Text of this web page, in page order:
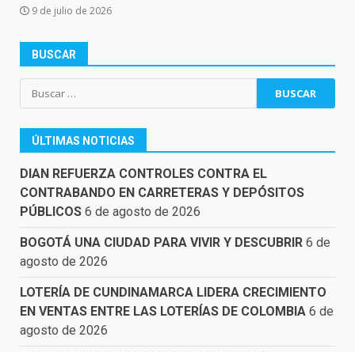
9 de julio de 2026
BUSCAR
Buscar:
ÚLTIMAS NOTICIAS
DIAN REFUERZA CONTROLES CONTRA EL
CONTRABANDO EN CARRETERAS Y DEPÓSITOS
PÚBLICOS 6 de agosto de 2026
BOGOTÁ UNA CIUDAD PARA VIVIR Y DESCUBRIR 6 de
agosto de 2026
LOTERÍA DE CUNDINAMARCA LIDERA CRECIMIENTO
EN VENTAS ENTRE LAS LOTERÍAS DE COLOMBIA 6 de
agosto de 2026